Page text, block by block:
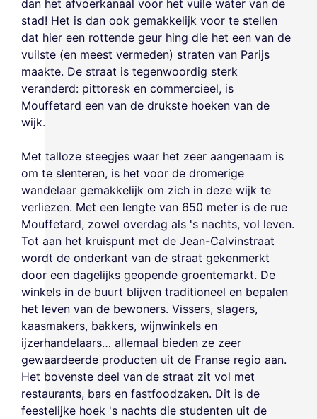
dan het afvoerkanaal voor het vuile water van de
stad! Het is dan ook gemakkelijk voor te stellen
dat hier een rottende geur hing die het een van de
vuilste (en meest vermeden) straten van Parijs
maakte. De straat is tegenwoordig sterk
veranderd: pittoresk en commercieel, is
Mouffetard een van de drukste hoeken van de
wijk.
Met talloze steegjes waar het zeer aangenaam is
om te slenteren, is het voor de dromerige
wandelaar gemakkelijk om zich in deze wijk te
verliezen. Met een lengte van 650 meter is de rue
Mouffetard, zowel overdag als 's nachts, vol leven.
Tot aan het kruispunt met de Jean-Calvinstraat
wordt de onderkant van de straat gekenmerkt
door een dagelijks geopende groentemarkt. De
winkels in de buurt blijven traditioneel en bepalen
het leven van de bewoners. Vissers, slagers,
kaasmakers, bakkers, wijnwinkels en
ijzerhandelaars… allemaal bieden ze zeer
gewaardeerde producten uit de Franse regio aan.
Het bovenste deel van de straat zit vol met
restaurants, bars en fastfoodzaken. Dit is de
feestelijke hoek 's nachts die studenten uit de